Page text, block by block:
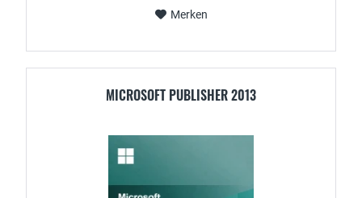
Merken
MICROSOFT PUBLISHER 2013